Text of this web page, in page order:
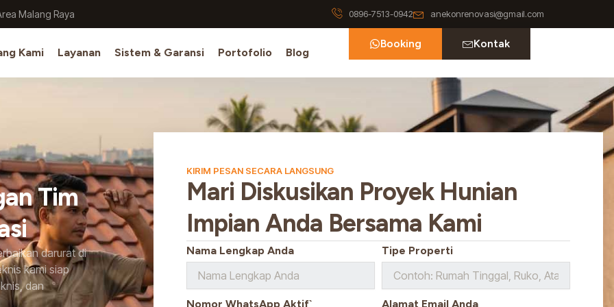
Malang Raya 0896-7513-0942 anekonrenovasi@gmail.com
Kami Layanan Sistem & Garansi Portofolio Blog
Booking Kontak
Tim
darurat di
kami siap
dan
KIRIM PESAN SECARA LANGSUNG
Mari Diskusikan Proyek Hunian
Impian Anda Bersama Kami
Nama Lengkap Anda Tipe Properti
Nomor WhatsApp Aktif` Alamat Email Anda